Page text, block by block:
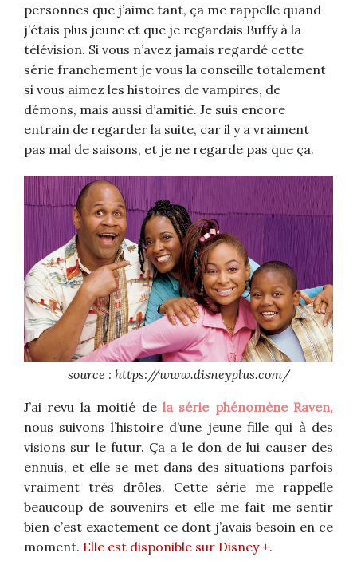
personnes que j’aime tant, ça me rappelle quand
j’étais plus jeune et que je regardais Buffy à la
télévision. Si vous n’avez jamais regardé cette
série franchement je vous la conseille totalement
si vous aimez les histoires de vampires, de
démons, mais aussi d’amitié. Je suis encore
entrain de regarder la suite, car il y a vraiment
pas mal de saisons, et je ne regarde pas que ça.
source : https://www.disneyplus.com/
J’ai revu la moitié dela série phénomène Raven,
nous suivons l’histoire d’une jeune fille qui à des
visions sur le futur. Ça a le don de lui causer des
ennuis, et elle se met dans des situations parfois
vraiment très drôles. Cette série me rappelle
beaucoup de souvenirs et elle me fait me sentir
bien c’est exactement ce dont j’avais besoin en ce
moment. Elle est disponible sur Disney +.